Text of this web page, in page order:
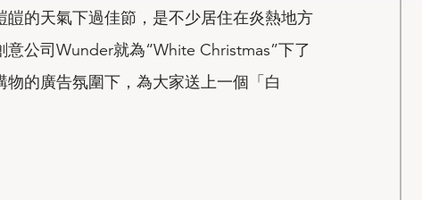
的天氣下過佳節，是不少居住在炎熱地方
公司Wunder就為“White Christmas”下了
的廣告氛圍下，為大家送上一個「白